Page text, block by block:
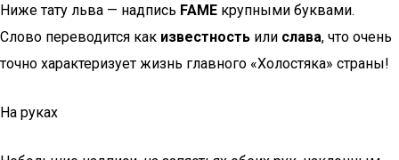
Ниже тату льва — надпись FAME крупными буквами.
Слово переводится как известность или слава, что очень
точно характеризует жизнь главного «Холостяка» страны!
На руках